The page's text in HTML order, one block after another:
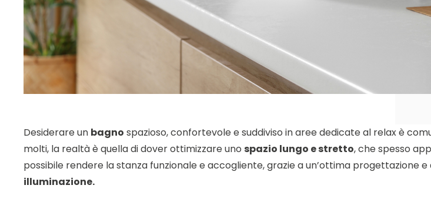
Desiderare un bagno spazioso, confortevole e suddiviso in aree dedicate al relax è
molti, la realtà è quella di dover ottimizzare uno spazio lungo e stretto, che spesso
possibile rendere la stanza funzionale e accogliente, grazie a un’ottima progettazione e
illuminazione.